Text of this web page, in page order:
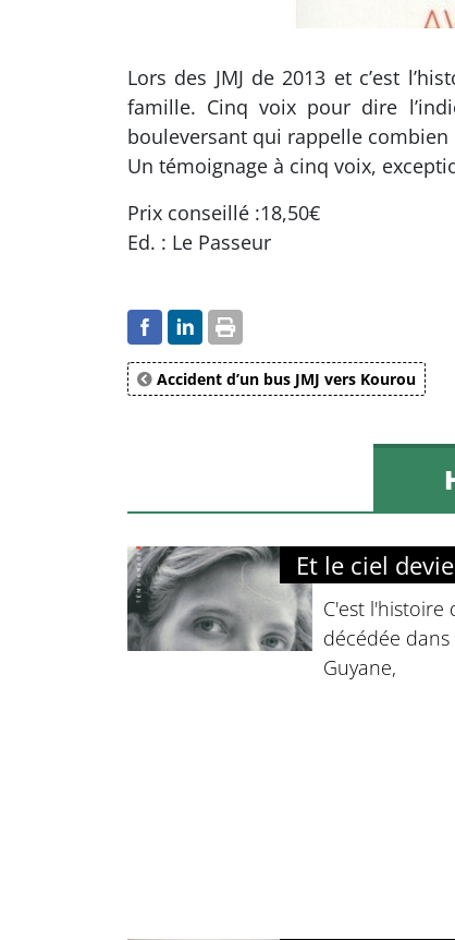
Lors des JMJ de 2013 et c’est
famille. Cinq voix pour dire
bouleversant qui rappelle combien
Un témoignage à cinq voix,
Prix conseillé :18,50€
Ed. : Le Passeur
Accident d’un bus JMJ vers Kourou
Et le ciel
C'est l'histoire
décédée
Guyane,